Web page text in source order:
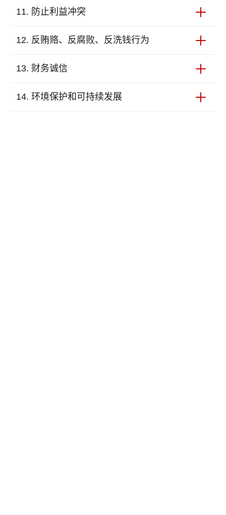
织包括工会、政治信仰、性取向或其他个人特征等形
禁止雇佣童工。国家法律中明文规定禁止雇佣童工。
在任何情况下都必须遵守这样一项最严格的标准。禁
止对儿童进行任何形式的剥削。
11. 防止利益冲突
我们不允许公司的业务和决策受到任何个人利益或关
用，并严禁员工向利益相关方赠送或接受超出合理范
便谋求私利。
12. 反贿赂、反腐败、反洗钱行为
我们认为诚信和合法经营是非常重要的。我们反对任
受任何贿赂或回扣。我们遵守所有本国以及国际上关
13. 财务诚信
我们确保按照中国的法律和法规要求及时准确地保存
14. 环境保护和可持续发展